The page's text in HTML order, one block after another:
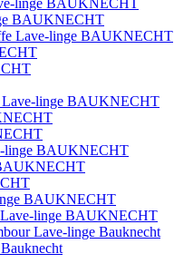
BAUKNECHT
Lave-linge BAUKNECHT
Lave-linge BAUKNECHT
linge BAUKNECHT
BAUKNECHT
Lave-linge BAUKNECHT
Lave-linge Bauknecht